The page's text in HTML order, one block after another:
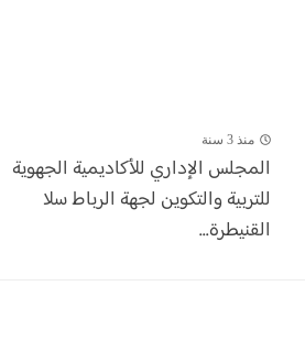
منذ 3 سنة
المجلس الإداري للأكاديمية الجهوية
للتربية والتكوين لجهة الرباط سلا
القنيطرة...